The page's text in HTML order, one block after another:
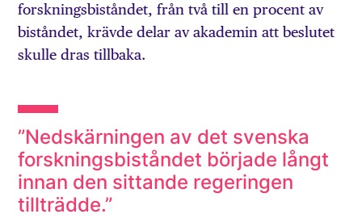
forskningsbiståndet, från två till en procent av
biståndet, krävde delar av akademin att beslutet
skulle dras tillbaka.
”Nedskärningen av det svenska
forskningsbiståndet började långt
innan den sittande regeringen
tillträdde.”